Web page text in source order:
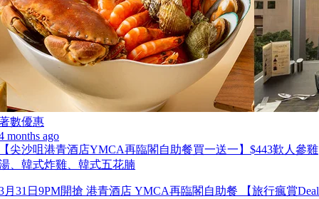
數優惠
months ago
尖沙咀港青酒店YMCA再臨閣自助餐買一送一】$443歎人參雞
、韓式炸雞、韓式五花腩
月31日9PM開搶 港青酒店 YMCA再臨閣自助餐 【旅行瘋賞Deal